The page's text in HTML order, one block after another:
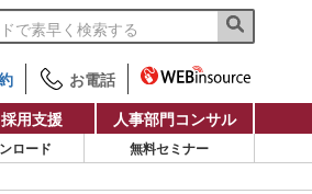
お電話
採用支援 人事部門コンサル
ロード 無料セミナー